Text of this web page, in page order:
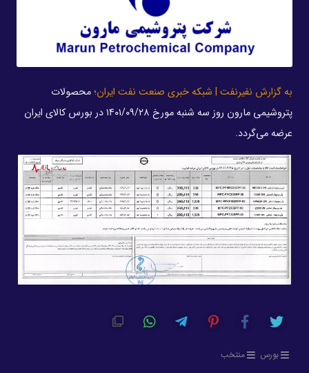
به گزارش نفیرنفت | شبکه خبری صنعت نفت ایران؛محصولات
پتروشیمی مارون روز سه شنبه مورخ ۱۴۰۱/۰۹/۲۸ در بورس کالای ایران
عرضه می‌گردد.
بورس منتخب